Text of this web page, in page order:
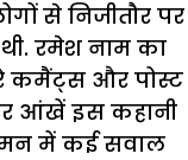
से निजीतौर पर
थी. रमेश नाम का
कमैंट्स और पोस्ट
आंखें इस कहानी
में कई सवाल